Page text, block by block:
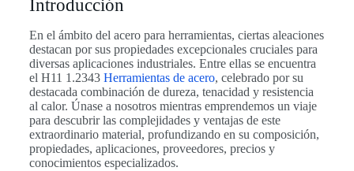
Introducción
En el ámbito del acero para herramientas, ciertas aleaciones
destacan por sus propiedades excepcionales cruciales para
diversas aplicaciones industriales. Entre ellas se encuentra
el H11 1.2343Herramientas de acero, celebrado por su
destacada combinación de dureza, tenacidad y resistencia
al calor. Únase a nosotros mientras emprendemos un viaje
para descubrir las complejidades y ventajas de este
extraordinario material, profundizando en su composición,
propiedades, aplicaciones, proveedores, precios y
conocimientos especializados.